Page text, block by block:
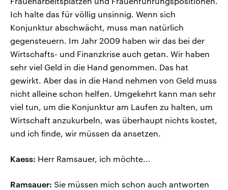
Ich halte das für völlig unsinnig. Wenn sich
Konjunktur abschwächt, muss man natürlich
gegensteuern. Im Jahr 2009 haben wir das bei der
Wirtschafts- und Finanzkrise auch getan. Wir haben
sehr viel Geld in die Hand genommen. Das hat
gewirkt. Aber das in die Hand nehmen von Geld muss
nicht alleine schon helfen. Umgekehrt kann man sehr
viel tun, um die Konjunktur am Laufen zu halten, um
Wirtschaft anzukurbeln, was überhaupt nichts kostet,
und ich finde, wir müssen da ansetzen.
Kaess: Herr Ramsauer, ich möchte...
Ramsauer: Sie müssen mich schon auch antworten